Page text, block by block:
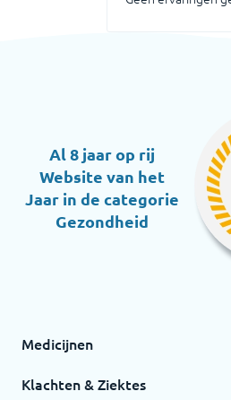
Al 8 jaar op rij
Website van het
Jaar in de categorie
Gezondheid
Medicijnen
Klachten & Ziektes